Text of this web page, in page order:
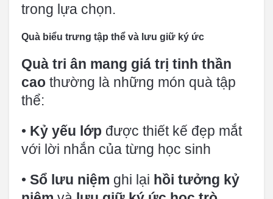
trong lựa chọn.
Quà biểu trưng tập thể và lưu giữ ký ức
Quà tri ân mang giá trị tinh thần
cao thường là những món quà tập
thể:
• Kỷ yếu lớp được thiết kế đẹp mắt
với lời nhắn của từng học sinh
• Sổ lưu niệm ghi lại hồi tưởng kỷ